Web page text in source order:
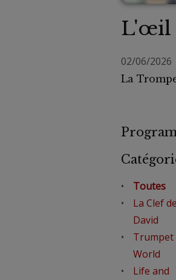
L'œil
02/06/
La
Toutes
La Clef de
David
Trumpet
World
Life and